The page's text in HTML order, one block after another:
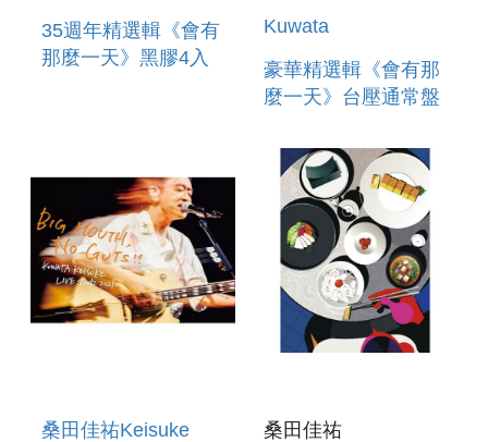
35週年精選輯《會有
那麼一天》黑膠4入
Kuwata
豪華精選輯《會有那
麼一天》台壓通常盤
桑田佳祐Keisuke
桑田佳祐